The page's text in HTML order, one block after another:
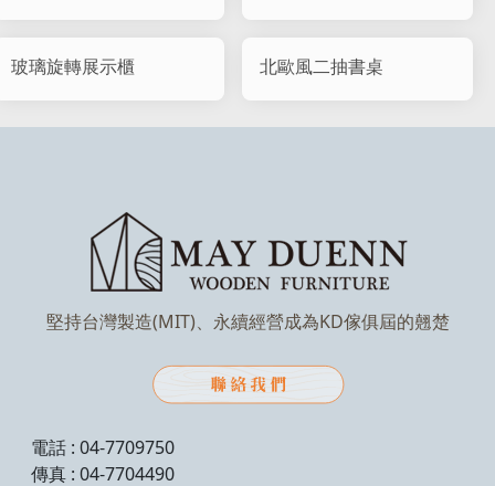
玻璃旋轉展示櫃 北歐風二抽書桌
堅持台灣製造(MIT)、永續經營成為KD傢俱屆的翹楚
電話 : 04-7709750
傳真 : 04-7704490